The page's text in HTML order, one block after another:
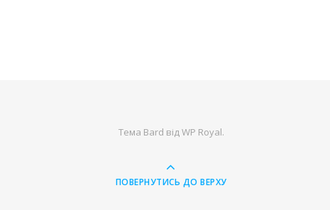
Тема Bard відWP Royal.
ПОВЕРНУТИСЬ ДО ВЕРХУ